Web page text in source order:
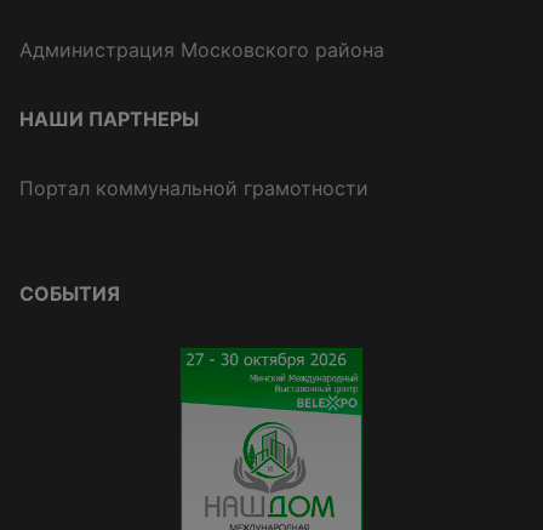
Администрация Московского района
НАШИ ПАРТНЕРЫ
Портал коммунальной грамотности
СОБЫТИЯ